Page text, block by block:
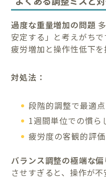
過度な重量増加の問題
安定する」と考えがち
疲労増加と操作性低下を
対処法：
段階的調整で最適
1週間単位での慣ら
疲労度の客観的評
バランス調整の極端な偏
させすぎると、操作が不